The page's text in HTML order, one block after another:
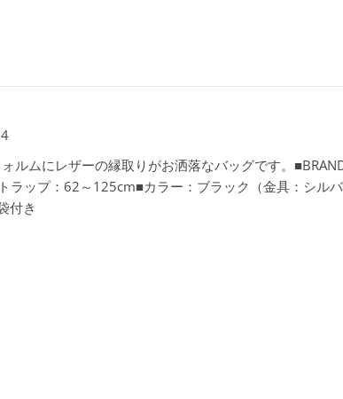
ムにレザーの縁取りがお洒落なバッグです。
ップ：62～125cm■カラー：ブラック（金具：シル
付き